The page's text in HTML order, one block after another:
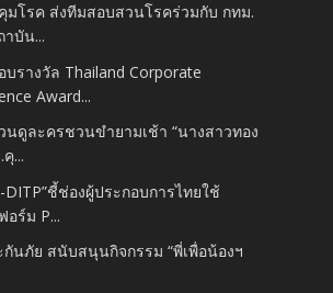
มโรค ส่งทีมสอบสวนโรคร่วมกับ กทม.
บัน...
บรางวัล Thailand Corporate
Award...
นดูละครชวนขำยามเช้า “นางสาวทอง
...
ชี้ช่องผู้ประกอบการไทยใช้
ร์ม P...
กันภัย สนับสนุนกิจกรรม “พี่เพื่อน้องฯ